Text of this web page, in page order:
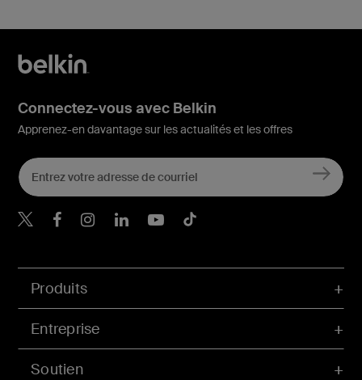
Produits
Entreprise
Soutien
Connectez-vous avec Belkin
Apprenez-en davantage sur les actualités et les offres
Belkin Twitter
Belkin Facebook
Belkin Instagram
Belkin LinkedIn
Belkin Youtube
Belkin TikTok